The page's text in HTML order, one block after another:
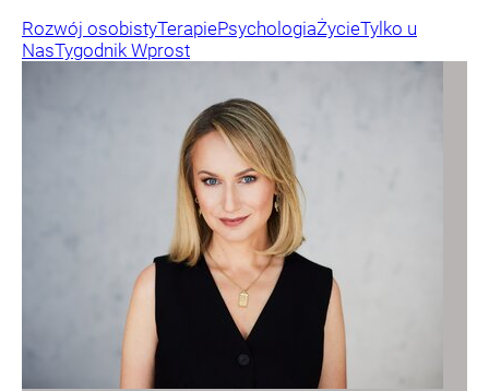
Rozwój osobistyTerapiePsychologiaŻycieTylko u
NasTygodnik Wprost